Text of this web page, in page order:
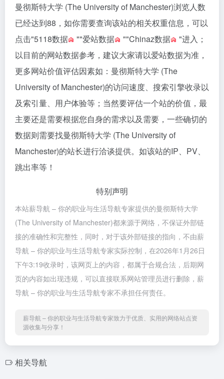
曼彻斯特大学 (The University of Manchester)浏览人数
已经达到88，如你需要查询该站的相关权重信息，可以
点击"5118数据 ""爱站数据 ""Chinaz数据
"进入；
以目前的网站数据参考，建议大家请以爱站数据为准，
更多网站价值评估因素如：曼彻斯特大学 (The
University of Manchester)的访问速度、搜索引擎收录以
及索引量、用户体验等；当然要评估一个站的价值，最
主要还是需要根据您自身的需求以及需要，一些确切的
数据则需要找曼彻斯特大学 (The University of
Manchester)的站长进行洽谈提供。如该站的IP、PV、
跳出率等！
特别声明
本站薪导航 – 你的职业与生活导航专家提供的曼彻斯特大学
(The University of Manchester)都来源于网络，不保证外部链
接的准确性和完整性，同时，对于该外部链接的指向，不由薪
导航 – 你的职业与生活导航专家实际控制，在2026年1月26日
下午3:19收录时，该网页上的内容，都属于合规合法，后期网
页的内容如出现违规，可以直接联系网站管理员进行删除，薪
导航 – 你的职业与生活导航专家不承担任何责任。
薪导航 – 你的职业与生活导航专家致力于优质、实用的网络站点资
源收集与分享！
相关导航